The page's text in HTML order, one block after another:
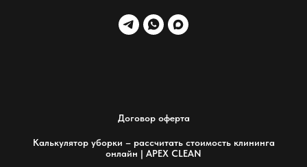
Договор оферта
Калькулятор уборки – рассчитать стоимость клининга
онлайн | APEX CLEAN